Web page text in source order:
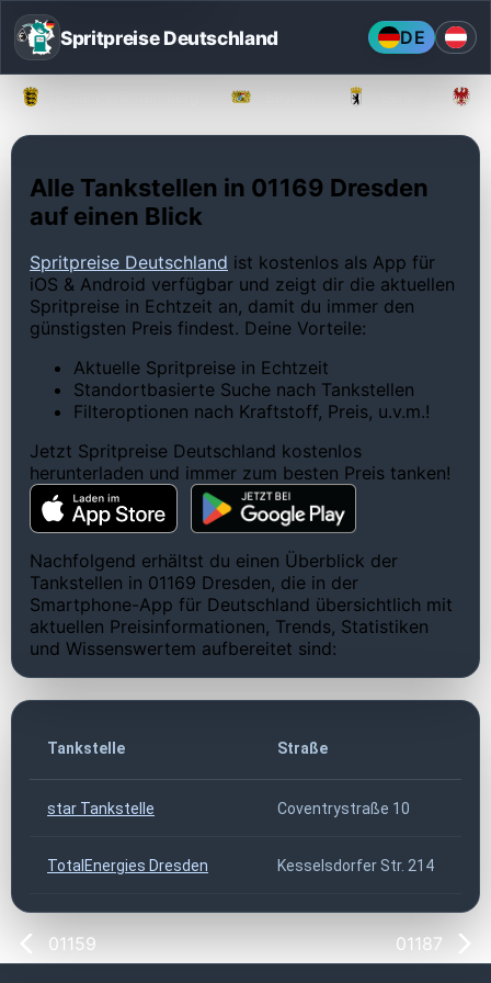
Spritpreise Deutschland DE
Alle Tankstellen in 01169 Dresden
auf einen Blick
Spritpreise Deutschland ist kostenlos als App für
iOS & Android verfügbar und zeigt dir die aktuellen
Spritpreise in Echtzeit an, damit du immer den
günstigsten Preis findest. Deine Vorteile:
Aktuelle Spritpreise in Echtzeit
Standortbasierte Suche nach Tankstellen
Filteroptionen nach Kraftstoff, Preis, u.v.m.!
Jetzt Spritpreise Deutschland kostenlos
herunterladen und immer zum besten Preis tanken!
Nachfolgend erhältst du einen Überblick der
Tankstellen in 01169 Dresden, die in der
Smartphone-App für Deutschland übersichtlich mit
aktuellen Preisinformationen, Trends, Statistiken
und Wissenswertem aufbereitet sind:
Tankstelle Straße
star Tankstelle Coventrystraße 10
TotalEnergies Dresden Kesselsdorfer Str. 214
01159 01187